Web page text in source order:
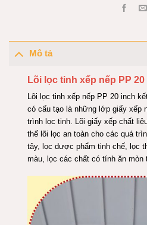
Mô tả
Lõi lọc tinh xếp nếp PP 20
Lõi lọc tinh xếp nếp PP 20 inch
có cấu tạo là những lớp giấy xếp
trình lọc tinh. Lõi giấy xếp chất
thế lõi lọc an toàn cho các quá
tây, lọc dược phẩm tinh chế, lọc
màu, lọc các chất có tính ăn mòn